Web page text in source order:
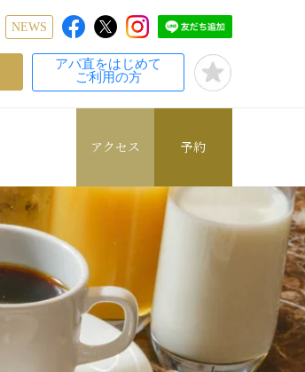
NEWS
アパ直をはじめて
ご利用の方
アクセス 予約